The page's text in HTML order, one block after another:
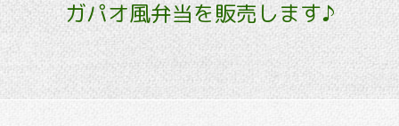
ガパオ風弁当を販売します♪